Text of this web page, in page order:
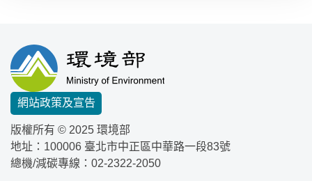
網站政策及宣告
版權所有 © 2025 環境部
地址：100006 臺北市中正區中華路一段83號
總機/減碳專線： 02-2322-2050